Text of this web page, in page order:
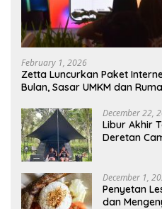
February 1, 2026
Zetta Luncurkan Paket
Bulan, Sasar UMKM dan
December 22,
Libur Akhir
Deretan
December 1,
Penyetan
dan